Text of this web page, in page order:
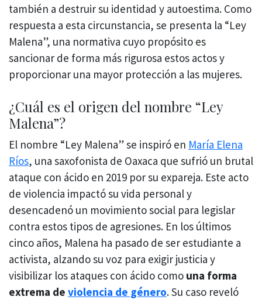
también a destruir su identidad y autoestima. Como
respuesta a esta circunstancia, se presenta la “Ley
Malena”, una normativa cuyo propósito es
sancionar de forma más rigurosa estos actos y
proporcionar una mayor protección a las mujeres.
¿Cuál es el origen del nombre “Ley
Malena”?
El nombre “Ley Malena” se inspiró en María Elena
Ríos, una saxofonista de Oaxaca que sufrió un brutal
ataque con ácido en 2019 por su expareja. Este acto
de violencia impactó su vida personal y
desencadenó un movimiento social para legislar
contra estos tipos de agresiones. En los últimos
cinco años, Malena ha pasado de ser estudiante a
activista, alzando su voz para exigir justicia y
visibilizar los ataques con ácido como una forma
extrema de violencia de género. Su caso reveló